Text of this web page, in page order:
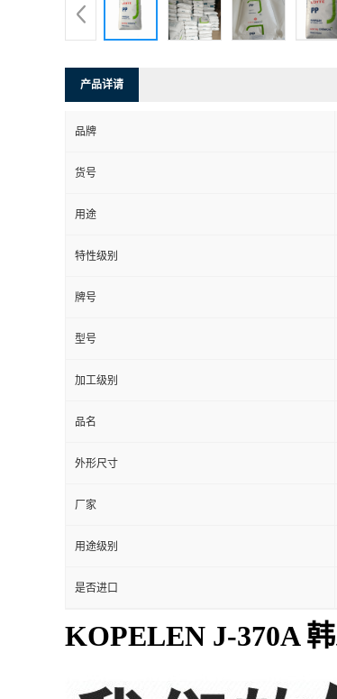
产品详请
品牌
货号
用途
特性级别
牌号
型号
加工级别
品名
外形尺寸
厂家
用途级别
是否进口
KOPELEN J-370A